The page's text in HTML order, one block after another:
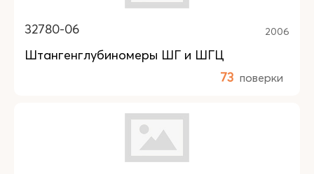
32780-06 2006
Штангенглубиномеры ШГ и ШГЦ
73 поверки